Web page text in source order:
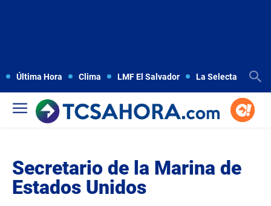
Última Hora Clima LMF El Salvador La Selecta
Secretario de la Marina de
Estados Unidos